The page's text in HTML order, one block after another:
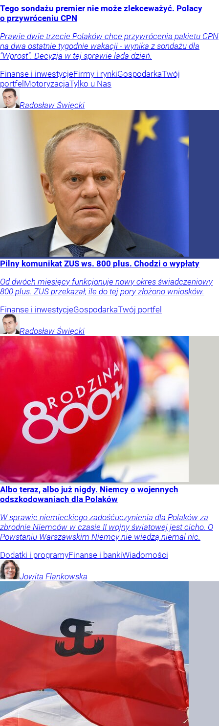
Tego sondażu premier nie może zlekceważyć. Polacy
o przywróceniu CPN
Prawie dwie trzecie Polaków chce przywrócenia pakietu CPN
na dwa ostatnie tygodnie wakacji - wynika z sondażu dla
“Wprost”. Decyzja w tej sprawie lada dzień.
Finanse i inwestycjeFirmy i rynkiGospodarkaTwój
portfel MotoryzacjaTylko u Nas
Radosław Święcki
Pilny komunikat ZUS ws. 800 plus. Chodzi o wypłaty
Od dwóch miesięcy funkcjonuje nowy okres świadczeniowy
800 plus. ZUS przekazał, ile do tej pory złożono wniosków.
Finanse i inwestycjeGospodarkaTwój portfel
Radosław Święcki
Albo teraz, albo już nigdy. Niemcy o wojennych
odszkodowaniach dla Polaków
W sprawie niemieckiego zadośćuczynienia dla Polaków za
zbrodnie Niemców w czasie II wojny światowej jest cicho. O
Powstaniu Warszawskim Niemcy nie wiedzą niemal nic.
Dodatki i programyFinanse i bankiWiadomości
Jowita Flankowska